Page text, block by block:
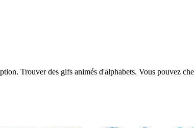
Trouver des gifs animés d'alphabets. Vous pouvez